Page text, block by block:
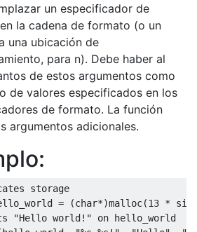
un especificador de
la cadena de formato (o un
una ubicación de
para n). Debe haber al
de estos argumentos como
de valores especificados en los
de formato. La función
argumentos adicionales.
storage
= (char*)malloc(13 *
"Hello world!" on hello_world